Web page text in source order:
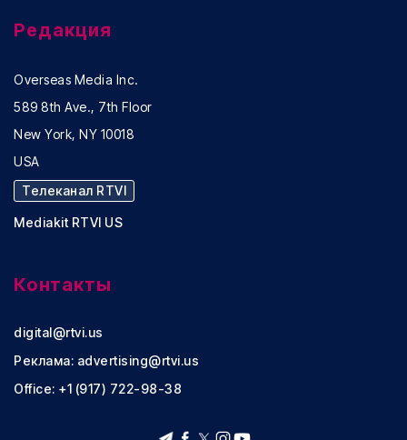
Редакция
Overseas Media Inc.
589 8th Ave., 7th Floor
New York, NY 10018
USA
Телеканал RTVI
Mediakit RTVI US
Контакты
digital@rtvi.us
Реклама: advertising@rtvi.us
Office: +1 (917) 722-98-38